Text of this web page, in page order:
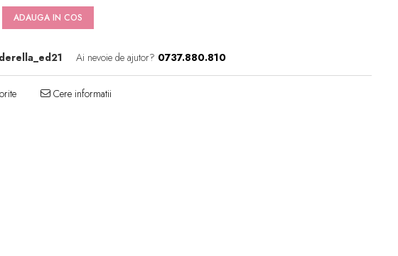
ADAUGA IN COS
Ai nevoie de ajutor? 0737.880.810
Cere informatii